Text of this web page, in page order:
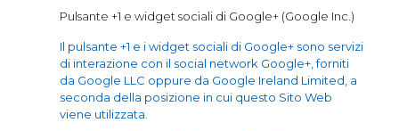
Pulsante +1 e widget sociali di Google+ (Google Inc.)
Il pulsante +1 e i widget sociali di Google+ sono servizi
di interazione con il social network Google+, forniti
da Google LLC oppure da Google Ireland Limited, a
seconda della posizione in cui questo Sito Web
viene utilizzata.